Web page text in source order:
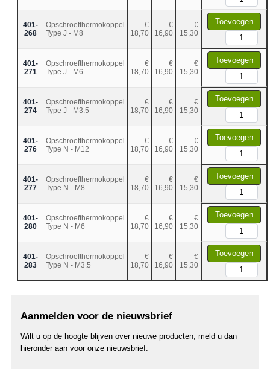
401-
268
Opschroefthermokoppel
Type J - M8
€
18,70
€
16,90
€
15,30
Toevoegen
401-
271
Opschroefthermokoppel
Type J - M6
€
18,70
€
16,90
€
15,30
Toevoegen
401-
274
Opschroefthermokoppel
Type J - M3.5
€
18,70
€
16,90
€
15,30
Toevoegen
401-
276
Opschroefthermokoppel
Type N - M12
€
18,70
€
16,90
€
15,30
Toevoegen
401-
277
Opschroefthermokoppel
Type N - M8
€
18,70
€
16,90
€
15,30
Toevoegen
401-
280
Opschroefthermokoppel
Type N - M6
€
18,70
€
16,90
€
15,30
Toevoegen
401-
283
Opschroefthermokoppel
Type N - M3.5
€
18,70
€
16,90
€
15,30
Toevoegen
Aanmelden voor de nieuwsbrief
Wilt u op de hoogte blijven over nieuwe producten, meld u dan
hieronder aan voor onze nieuwsbrief: